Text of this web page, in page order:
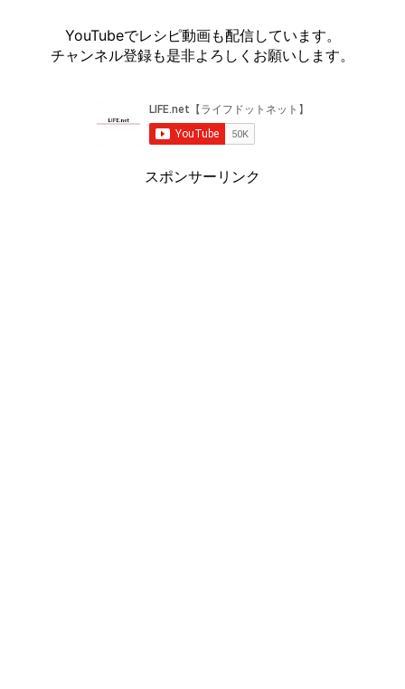
YouTubeでレシピ動画も配信しています。
チャンネル登録も是非よろしくお願いします。
スポンサーリンク